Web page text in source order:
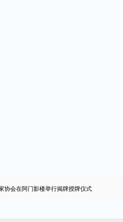
会在阿门影楼举行揭牌授牌仪式